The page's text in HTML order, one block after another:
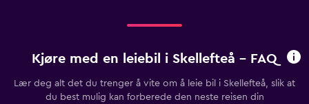
Kjøre med en leiebil i Skellefteå - FAQ
Lær deg alt det du trenger å vite om å leie bil i Skellefteå, slik at
du best mulig kan forberede den neste reisen din